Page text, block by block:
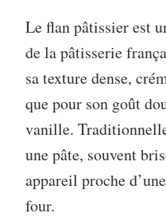
Le flan pâtissier est
de la pâtisserie
sa texture dense,
que pour son goût
vanille.
une pâte, souvent
appareil proche
four.